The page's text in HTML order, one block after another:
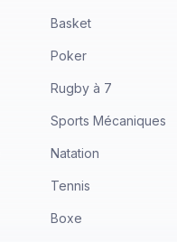
Basket
Poker
Rugby à 7
Sports Mécaniques
Natation
Tennis
Boxe